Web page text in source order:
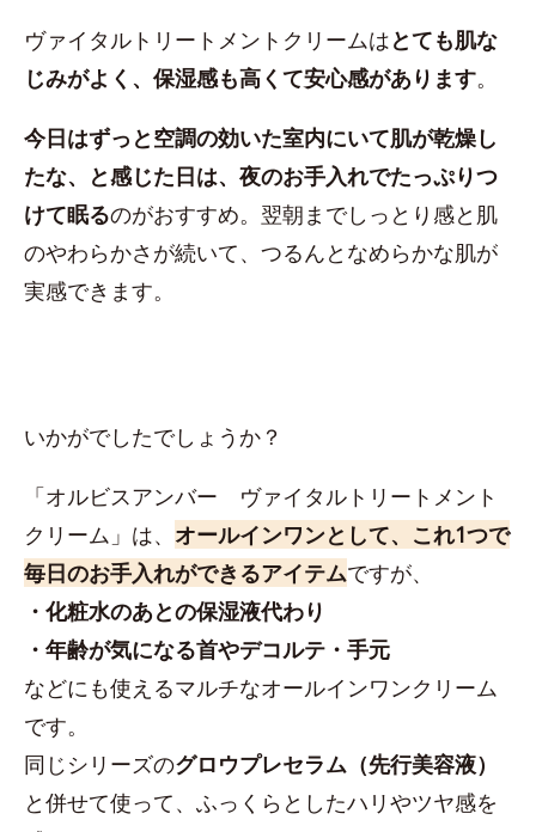
ヴァイタルトリートメントクリームはとても肌な
じみがよく、保湿感も高くて安心感があります。
今日はずっと空調の効いた室内にいて肌が乾燥し
たな、と感じた日は、夜のお手入れでたっぷりつ
けて眠るのがおすすめ。翌朝までしっとり感と肌
のやわらかさが続いて、つるんとなめらかな肌が
実感できます。
いかがでしたでしょうか？
「オルビスアンバー ヴァイタルトリートメント
クリーム」は、 オールインワンとして、これ1つで
毎日のお手入れができるアイテムですが、
・化粧水のあとの保湿液代わり
・年齢が気になる首やデコルテ・手元
などにも使えるマルチなオールインワンクリーム
です。
同じシリーズのグロウプレセラム（先行美容液）
と併せて使って、ふっくらとしたハリやツヤ感を